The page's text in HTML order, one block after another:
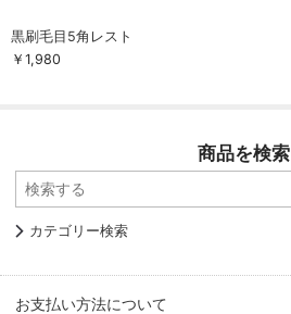
黒刷毛目5角レスト
￥1,980
商品を検索
カテゴリー検索
お支払い方法について